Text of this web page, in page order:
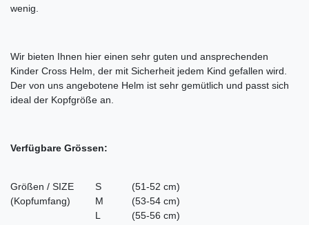
wenig.
Wir bieten Ihnen hier einen sehr guten und ansprechenden
Kinder Cross Helm, der mit Sicherheit jedem Kind gefallen wird.
Der von uns angebotene Helm ist sehr gemütlich und passt sich
ideal der Kopfgröße an.
Verfügbare Grössen:
Größen / SIZE S
(51-52 cm)
(Kopfumfang)
M
(53-54 cm)
L
(55-56 cm)